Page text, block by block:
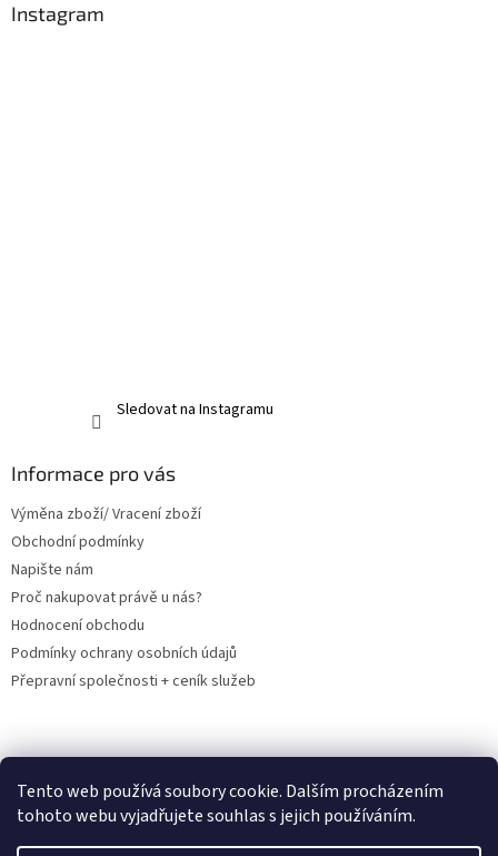
Tento web používá soubory cookie. Dalším procházením
tohoto webu vyjadřujete souhlas s jejich používáním.
Instagram
Sledovat na Instagramu
Informace pro vás
Výměna zboží/ Vracení zboží
Obchodní podmínky
Napište nám
Proč nakupovat právě u nás?
Hodnocení obchodu
Podmínky ochrany osobních údajů
Přepravní společnosti + ceník služeb